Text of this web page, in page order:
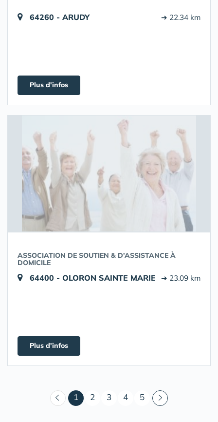
64260 - ARUDY ➔ 22.34 km
Plus d'infos
ASSOCIATION DE SOUTIEN & D’ASSISTANCE À
DOMICILE
64400 - OLORON SAINTE MARIE ➔ 23.09 km
Plus d'infos
1 (courant)
2 3 4 5